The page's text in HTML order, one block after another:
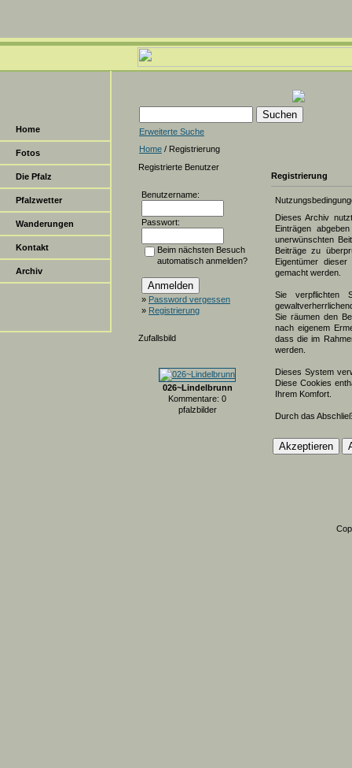
Home
Fotos
Die Pfalz
Pfalzwetter
Wanderungen
Kontakt
Archiv
Erweiterte Suche
Home / Registrierung
Registrierte Benutzer
Benutzername:
Passwort:
Beim nächsten Besuch
automatisch anmelden?
» Password vergessen
» Registrierung
Zufallsbild
026~Lindelbrunn
Kommentare: 0
pfalzbilder
Registrierung
Dieses Archiv
Einträgen
unerwünschten
Beiträge zu
Eigentümer
gemacht werden.
Sie verpflichten
Sie räumen den
nach eigenem
dass die im
werden.
Dieses System
Diese Cookies
Ihrem Komfort.
Durch das